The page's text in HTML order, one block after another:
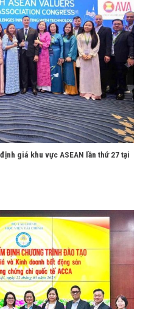
giá khu vực ASEAN lần thứ 27 tại